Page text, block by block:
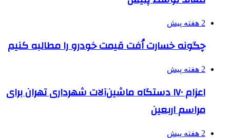
2 هفته پیش
چگونه خسارت اُفت قیمت خودرو را مطالبه کنیم
2 هفته پیش
اعزام ۱۷۰ دستگاه ماشین‌آلات شهرداری تهران برای
مراسم اربعین
2 هفته پیش